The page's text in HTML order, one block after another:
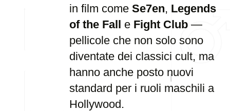
in film come Se7en, Legends
of the Fall e Fight Club —
pellicole che non solo sono
diventate dei classici cult, ma
hanno anche posto nuovi
standard per i ruoli maschili a
Hollywood.